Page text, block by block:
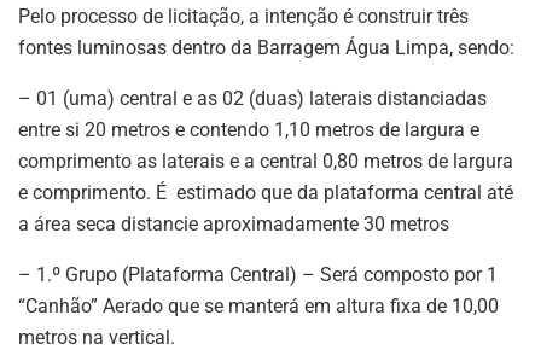
Pelo processo de licitação, a intenção é construir três
fontes luminosas dentro da Barragem Água Limpa, sendo:
– 01 (uma) central e as 02 (duas) laterais distanciadas
entre si 20 metros e contendo 1,10 metros de largura e
comprimento as laterais e a central 0,80 metros de largura
e comprimento. É estimado que da plataforma central até
a área seca distancie aproximadamente 30 metros
– 1.º Grupo (Plataforma Central) – Será composto por 1
“Canhão” Aerado que se manterá em altura fixa de 10,00
metros na vertical.